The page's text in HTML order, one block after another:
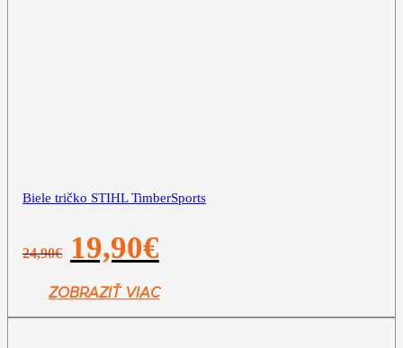
Biele tričko STIHL TimberSports
24,90€
Pôvodná
cena
24,90€.
19,90€
19,90€.
ZOBRAZIŤ VIAC